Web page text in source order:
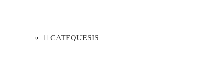
CATEQUESIS